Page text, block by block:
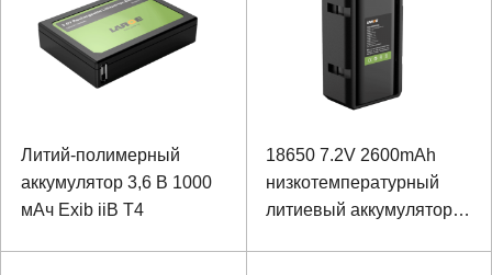
Литий-полимерный
аккумулятор 3,6 В 1000
мАч Exib iiB T4
18650 7.2V 2600mAh
низкотемпературный
литиевый аккумулятор